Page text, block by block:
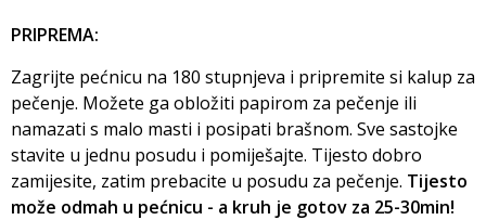
PRIPREMA:
Zagrijte pećnicu na 180 stupnjeva i pripremite si kalup za
pečenje. Možete ga obložiti papirom za pečenje ili
namazati s malo masti i posipati brašnom. Sve sastojke
stavite u jednu posudu i pomiješajte. Tijesto dobro
zamijesite, zatim prebacite u posudu za pečenje. Tijesto
može odmah u pećnicu - a kruh je gotov za 25-30min!